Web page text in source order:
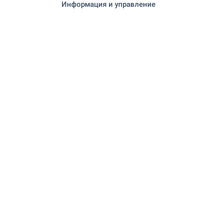
Наслаждавайте се на незабравими
Информация и управление